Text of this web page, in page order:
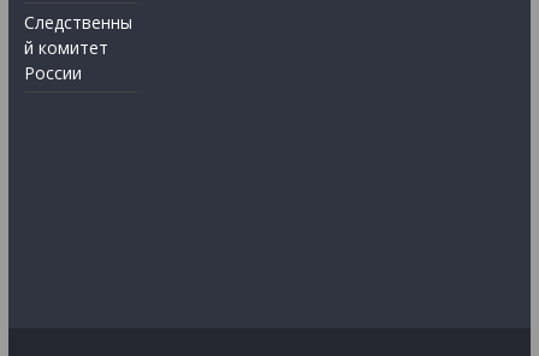
Следственны
й комитет
России